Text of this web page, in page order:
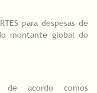
para despesas de
montante global do
de acordo comos